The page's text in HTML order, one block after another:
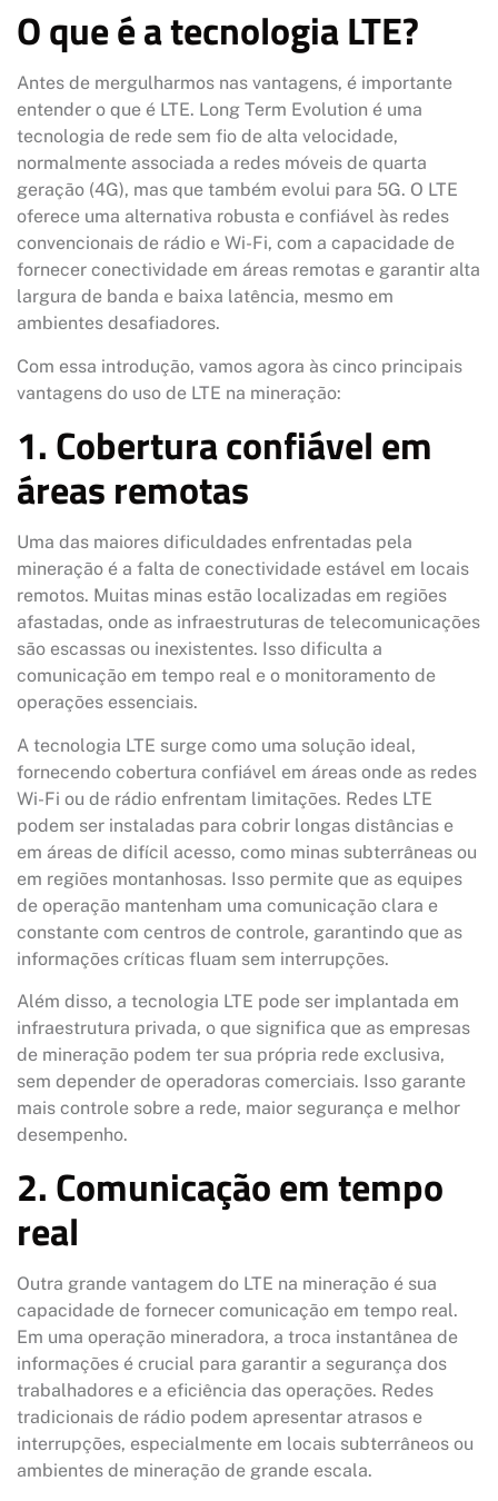
O que é a tecnologia LTE?
Antes de mergulharmos nas vantagens, é importante
entender o que é LTE. Long Term Evolution é uma
tecnologia de rede sem fio de alta velocidade,
normalmente associada a redes móveis de quarta
geração (4G), mas que também evolui para 5G. O LTE
oferece uma alternativa robusta e confiável às redes
convencionais de rádio e Wi-Fi, com a capacidade de
fornecer conectividade em áreas remotas e garantir alta
largura de banda e baixa latência, mesmo em
ambientes desafiadores.
Com essa introdução, vamos agora às cinco principais
vantagens do uso de LTE na mineração:
1. Cobertura confiável em
áreas remotas
Uma das maiores dificuldades enfrentadas pela
mineração é a falta de conectividade estável em locais
remotos. Muitas minas estão localizadas em regiões
afastadas, onde as infraestruturas de telecomunicações
são escassas ou inexistentes. Isso dificulta a
comunicação em tempo real e o monitoramento de
operações essenciais.
A tecnologia LTE surge como uma solução ideal,
fornecendo cobertura confiável em áreas onde as redes
Wi-Fi ou de rádio enfrentam limitações. Redes LTE
podem ser instaladas para cobrir longas distâncias e
em áreas de difícil acesso, como minas subterrâneas ou
em regiões montanhosas. Isso permite que as equipes
de operação mantenham uma comunicação clara e
constante com centros de controle, garantindo que as
informações críticas fluam sem interrupções.
Além disso, a tecnologia LTE pode ser implantada em
infraestrutura privada, o que significa que as empresas
de mineração podem ter sua própria rede exclusiva,
sem depender de operadoras comerciais. Isso garante
mais controle sobre a rede, maior segurança e melhor
desempenho.
2. Comunicação em tempo
real
Outra grande vantagem do LTE na mineração é sua
capacidade de fornecer comunicação em tempo real.
Em uma operação mineradora, a troca instantânea de
informações é crucial para garantir a segurança dos
trabalhadores e a eficiência das operações. Redes
tradicionais de rádio podem apresentar atrasos e
interrupções, especialmente em locais subterrâneos ou
ambientes de mineração de grande escala.